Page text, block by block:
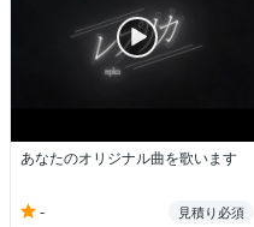
あなたのオリジナル曲を歌います
-
見積り必須